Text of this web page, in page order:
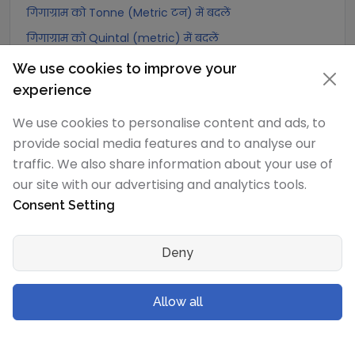
गिगाग्राम को Tonne (Metric टन) में बदलें
गिगाग्राम को Quintal (metric) में बदलें
गिगाग्राम को Hundredweight (metric) में बदलें
गिगाग्राम को Kiloton (metric) में बदलें
गिगाग्राम को Carat में बदलें
गिगाग्राम को Atomic mass unit में बदलें
गिगाग्राम को Gamma में बदलें
गिगाग्राम को Dalton में बदलें
गिगाग्राम को Planck mass में बदलें
गिगाग्राम को Electron mass (rest) में बदलें
गिगाग्राम को Neutron mass में बदलें
We use cookies to improve your
experience
We use cookies to personalise content and ads, to
provide social media features and to analyse our
traffic. We also share information about your use of
our site with our advertising and analytics tools.
Consent Setting
Deny
Allow all